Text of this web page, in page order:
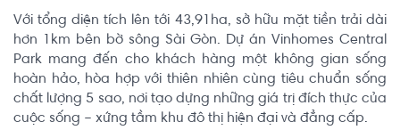
Với tổng diện tích lên tới 43,91ha, sở hữu mặt tiền trải dài
hơn 1km bên bờ sông Sài Gòn. Dự án Vinhomes Central
Park mang đến cho khách hàng một không gian sống
hoàn hảo, hòa hợp với thiên nhiên cùng tiêu chuẩn sống
chất lượng 5 sao, nơi tạo dựng những giá trị đích thực của
cuộc sống – xứng tầm khu đô thị hiện đại và đẳng cấp.